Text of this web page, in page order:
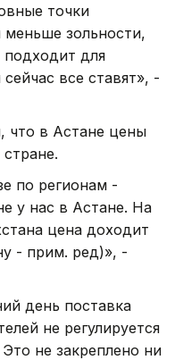
точки
зольности,
для
все ставят», -
что в Астане цены
по регионам -
у нас в Астане. На
цена доходит
- прим. ред)», -
день поставка
не регулируется
не закреплено ни